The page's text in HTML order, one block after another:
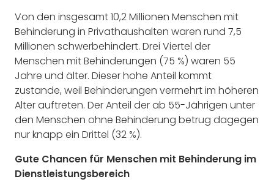
Von den insgesamt 10,2 Millionen Menschen mit
Behinderung in Privathaushalten waren rund 7,5
Millionen schwerbehindert. Drei Viertel der
Menschen mit Behinderungen (75 %) waren 55
Jahre und älter. Dieser hohe Anteil kommt
zustande, weil Behinderungen vermehrt im höheren
Alter auftreten. Der Anteil der ab 55-Jährigen unter
den Menschen ohne Behinderung betrug dagegen
nur knapp ein Drittel (32 %).
Gute Chancen für Menschen mit Behinderung im
Dienstleistungsbereich